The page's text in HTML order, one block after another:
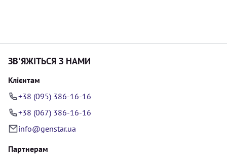
ЗВ'ЯЖІТЬСЯ З НАМИ
Клієнтам
+38 (095) 386-16-16
+38 (067) 386-16-16
info@genstar.ua
Партнерам